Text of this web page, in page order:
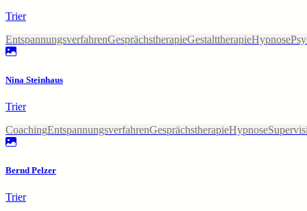
Trier
EntspannungsverfahrenGesprächstherapieGestalttherapieHypnose
Nina Steinhaus
Trier
CoachingEntspannungsverfahrenGesprächstherapieHypnose
Bernd Pelzer
Trier